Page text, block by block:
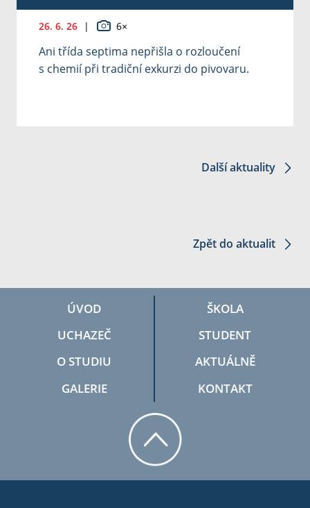
26. 6. 26 | 6×
Ani třída septima nepřišla o rozloučení
s chemií při tradiční exkurzi do pivovaru.
Další aktuality
Zpět do aktualit
ÚVOD
ŠKOLA
UCHAZEČ
STUDENT
O STUDIU
AKTUÁLNĚ
GALERIE
KONTAKT